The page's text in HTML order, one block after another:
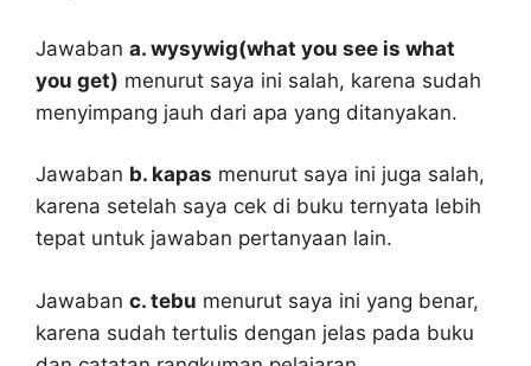
Jawaban a. wysywig(what you see is what
you get) menurut saya ini salah, karena sudah
menyimpang jauh dari apa yang ditanyakan.
Jawaban b. kapas menurut saya ini juga salah,
karena setelah saya cek di buku ternyata lebih
tepat untuk jawaban pertanyaan lain.
Jawaban c. tebu menurut saya ini yang benar,
karena sudah tertulis dengan jelas pada buku